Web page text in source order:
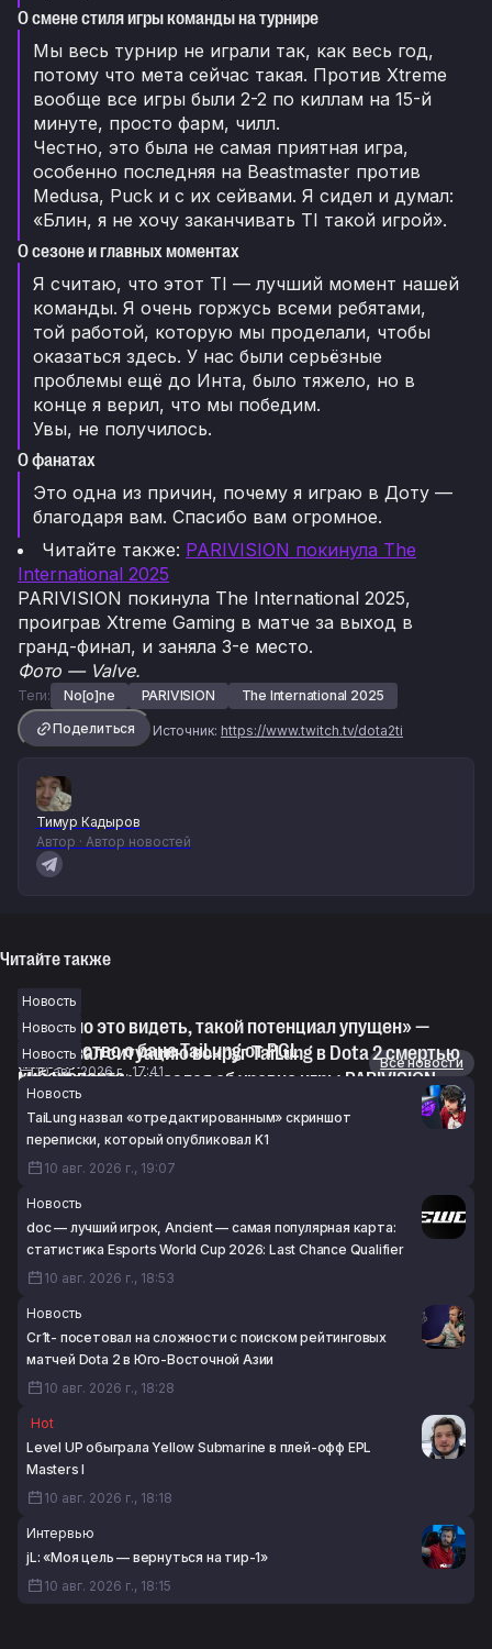
О смене стиля игры команды на турнире
Мы весь турнир не играли так, как весь год,
потому что мета сейчас такая. Против Xtreme
вообще все игры были 2-2 по киллам на 15-й
минуте, просто фарм, чилл.
Честно, это была не самая приятная игра,
особенно последняя на Beastmaster против
Medusa, Puck и с их сейвами. Я сидел и думал:
«Блин, я не хочу заканчивать TI такой игрой».
О сезоне и главных моментах
Я считаю, что этот TI — лучший момент нашей
команды. Я очень горжусь всеми ребятами,
той работой, которую мы проделали, чтобы
оказаться здесь. У нас были серьёзные
проблемы ещё до Инта, было тяжело, но в
конце я верил, что мы победим.
Увы, не получилось.
О фанатах
Это одна из причин, почему я играю в Доту —
благодаря вам. Спасибо вам огромное.
Читайте также: PARIVISION покинула The
International 2025
PARIVISION покинула The International 2025,
проиграв Xtreme Gaming в матче за выход в
гранд-финал, и заняла 3-е место.
Фото — Valve.
Теги: No[o]ne PARIVISION
The International 2025
Поделиться
Источник: https://www.twitch.tv/dota2ti
Тимур Кадыров
Автор · Автор новостей
Читайте также
Новость
«Грустно это видеть, такой потенциал упущен» —
сообщество о бане TaiLung от PGL
10 авг. 2026 г., 17:41
Новость
NS назвал ситуацию вокруг TaiLung в Dota 2 смертью
киберспорта
10 авг. 2026 г., 16:09
Новость
Maelstorm высказался об уровне игры PARIVISION,
Xtreme Gaming и LGD Gaming на The International 2026
10 авг. 2026 г., 14:48
Новости
Все новости
Новость
TaiLung назвал «отредактированным» скриншот
переписки, который опубликовал K1
10 авг. 2026 г., 19:07
Новость
doc — лучший игрок, Ancient — самая популярная карта:
статистика Esports World Cup 2026: Last Chance Qualifier
10 авг. 2026 г., 18:53
Новость
Cr1t- посетовал на сложности с поиском рейтинговых
матчей Dota 2 в Юго-Восточной Азии
10 авг. 2026 г., 18:28
Hot
Level UP обыграла Yellow Submarine в плей-офф EPL
Masters I
10 авг. 2026 г., 18:18
Интервью
jL: «Моя цель — вернуться на тир-1»
10 авг. 2026 г., 18:15